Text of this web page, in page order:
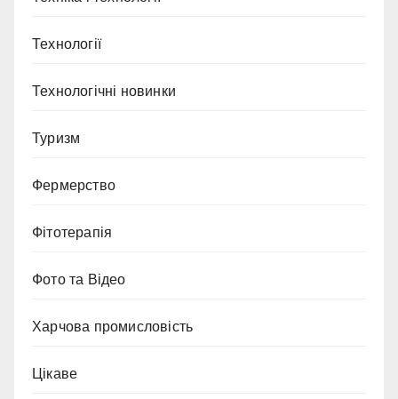
Технології
Технологічні новинки
Туризм
Фермерство
Фітотерапія
Фото та Відео
Харчова промисловість
Цікаве